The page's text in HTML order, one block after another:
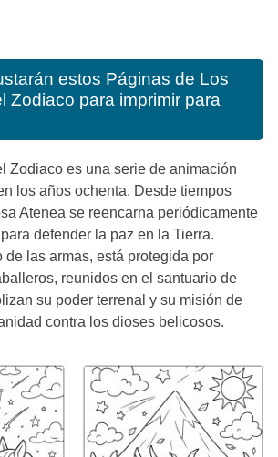
estos Páginas de Los
Zodiaco para imprimir para
Zodiaco es una serie de animación
los años ochenta. Desde tiempos
Atenea se reencarna periódicamente
defender la paz en la Tierra.
de las armas, está protegida por
reunidos en el santuario de
su poder terrenal y su misión de
contra los dioses belicosos.